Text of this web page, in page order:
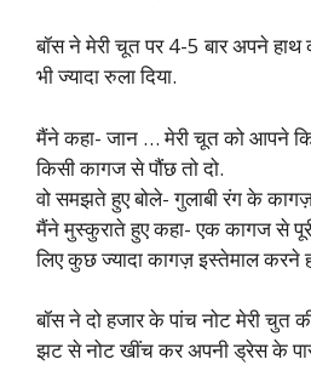
बॉस ने मेरी चूत पर 4-5 बार अपने
भी ज्यादा रुला दिया.
मैंने कहा- जान … मेरी चूत को आपने
किसी कागज से पौंछ तो दो.
वो समझते हुए बोले- गुलाबी रंग के
मैंने मुस्कुराते हुए कहा- एक कागज से
लिए कुछ ज्यादा कागज़ इस्तेमाल करने
बॉस ने दो हजार के पांच नोट मेरी चुत
झट से नोट खींच कर अपनी ड्रेस के